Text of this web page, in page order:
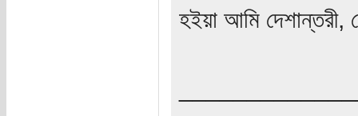
হইয়া আমি দেশান্তরী,